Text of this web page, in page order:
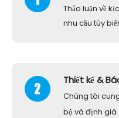
Thảo luận về
nhu cầu tùy
Thiết kế &
Chúng tôi
bộ và định giá